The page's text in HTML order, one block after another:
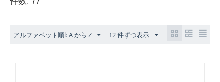
アルファベット順l: A から Z 12 件ずつ表示